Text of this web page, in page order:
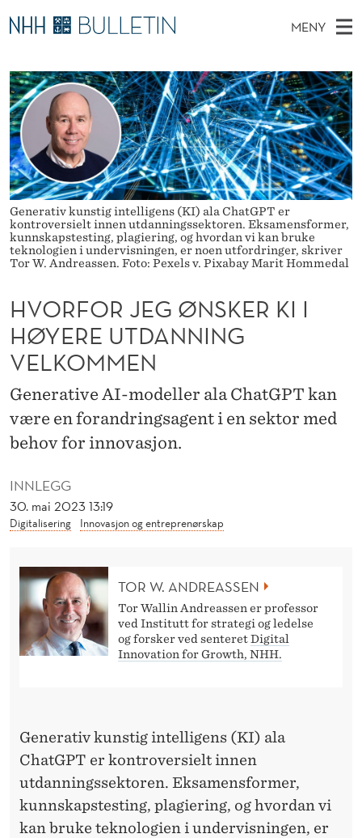
H
V
O
R
F
O
R
J
E
Ø
N
K
E
K
MENY
O
V
E
D
M
E
N
Y
Ø
K
I
N
E
T
T
S
T
E
D
E
T
Stipendiater og nye forskerprofiler
Disputaser
Ekspertutvalg
Om Bulletin
Generativ kunstig intelligens (KI) ala ChatGPT er
kontroversielt innen utdanningssektoren. Eksamensformer,
kunnskapstesting, plagiering, og hvordan vi kan bruke
teknologien i undervisningen, er noen utfordringer, skriver
Tor W. Andreassen. Foto: Pexels v. Pixabay Marit Hommedal
INNLEGG
30. mai 2023 13:19
Digitalisering Innovasjon og entreprenørskap
HVORFOR JEG ØNSKER KI I
HØYERE UTDANNING
VELKOMMEN
Generative AI-modeller ala ChatGPT kan
være en forandringsagent i en sektor med
behov for innovasjon.
TOR W. ANDREASSEN
Tor Wallin Andreassen er professor
ved Institutt for strategi og ledelse
og forsker ved senteretDigital
Innovation for Growth, NHH.
Generativ kunstig intelligens (KI) ala
ChatGPT er kontroversielt innen
utdanningssektoren. Eksamensformer,
kunnskapstesting, plagiering, og hvordan vi
kan bruke teknologien i undervisningen, er